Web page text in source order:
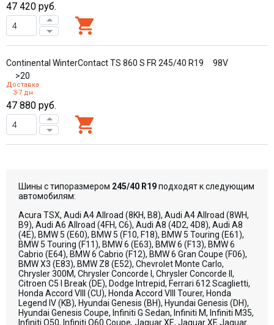
47 420 руб.
Continental WinterContact TS 860 S FR 245/40 R19
98V
>20
Доставка
3-7 дн
47 880 руб.
Шины с типоразмером 245/40 R19подходят к следующим
автомобилям:
Acura TSX, Audi A4 Allroad (8KH, B8), Audi A4 Allroad (8WH,
B9), Audi A6 Allroad (4FH, C6), Audi A8 (4D2, 4D8), Audi A8
(4E), BMW 5 (E60), BMW 5 (F10, F18), BMW 5 Touring (E61),
BMW 5 Touring (F11), BMW 6 (E63), BMW 6 (F13), BMW 6
Cabrio (E64), BMW 6 Cabrio (F12), BMW 6 Gran Coupe (F06),
BMW X3 (E83), BMW Z8 (E52), Chevrolet Monte Carlo,
Chrysler 300M, Chrysler Concorde I, Chrysler Concorde II,
Citroen C5 I Break (DE), Dodge Intrepid, Ferrari 612 Scaglietti,
Honda Accord VIII (CU), Honda Accord VIII Tourer, Honda
Legend IV (KB), Hyundai Genesis (BH), Hyundai Genesis (DH),
Hyundai Genesis Coupe, Infiniti G Sedan, Infiniti M, Infiniti M35,
Infiniti Q50, Infiniti Q60 Coupe, Jaguar XE, Jaguar XF, Jaguar